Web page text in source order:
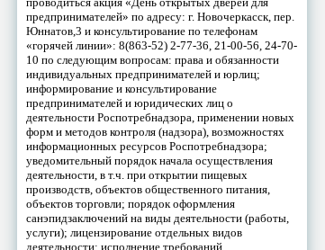
предпринимателей» по адресу: г. Новочеркасск, пер.
Юннатов,3 и консультирование по телефонам
«горячей линии»: 8(863-52) 2-77-36, 21-00-56, 24-70-
10 по следующим вопросам: права и обязанности
индивидуальных предпринимателей и юрлиц;
информирование и консультирование
предпринимателей и юридических лиц о
деятельности Роспотребнадзора, применении новых
форм и методов контроля (надзора), возможностях
информационных ресурсов Роспотребнадзора;
уведомительный порядок начала осуществления
деятельности, в т.ч. при открытии пищевых
производств, объектов общественного питания,
объектов торговли; порядок оформления
санэпидзаключений на виды деятельности (работы,
услуги); лицензирование отдельных видов
деятельности; исполнение требований